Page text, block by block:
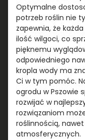
Optymalne
potrzeb roślin nie
zapewnia, że
ilość wilgoci, co
pięknemu
odpowiedniego
kropla wody ma
Ci w tym pomóc.
ogrodu w Pszowie
rozwijać w
rozwiązaniom
roślinnością,
atmosferycznych.